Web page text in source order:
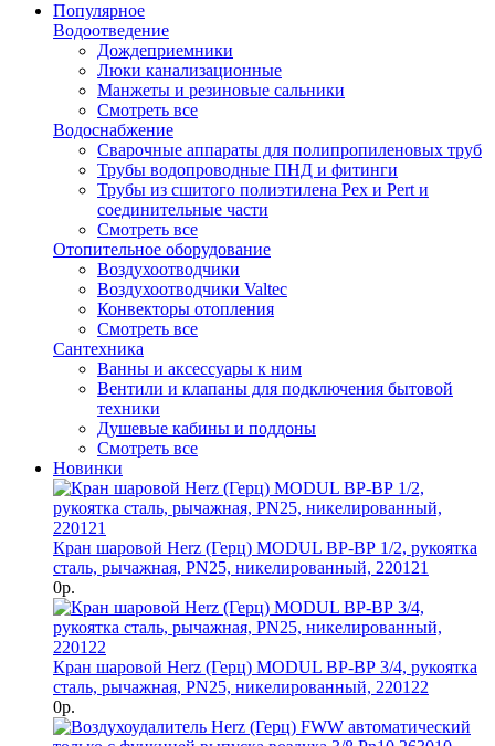
Популярное
Водоотведение
Дождеприемники
Люки канализационные
Манжеты и резиновые сальники
Смотреть все
Водоснабжение
Сварочные аппараты для полипропиленовых труб
Трубы водопроводные ПНД и фитинги
Трубы из сшитого полиэтилена Pex и Pert и
соединительные части
Смотреть все
Отопительное оборудование
Воздухоотводчики
Воздухоотводчики Valtec
Конвекторы отопления
Смотреть все
Сантехника
Ванны и аксессуары к ним
Вентили и клапаны для подключения бытовой
техники
Душевые кабины и поддоны
Смотреть все
Новинки
Кран шаровой Herz (Герц) MODUL ВР-ВР 1/2, рукоятка
сталь, рычажная, PN25, никелированный, 220121
0р.
Кран шаровой Herz (Герц) MODUL ВР-ВР 3/4, рукоятка
сталь, рычажная, PN25, никелированный, 220122
0р.